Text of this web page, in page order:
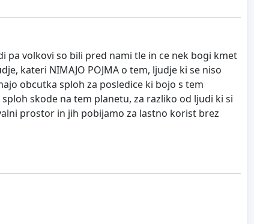
pa volkovi so bili pred nami tle in ce nek bogi kmet
kateri NIMAJO POJMA o tem, ljudje ki se niso
obcutka sploh za posledice ki bojo s tem
skode na tem planetu, za razliko od ljudi ki si
prostor in jih pobijamo za lastno korist brez